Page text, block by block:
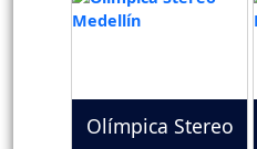
Olímpica Stereo